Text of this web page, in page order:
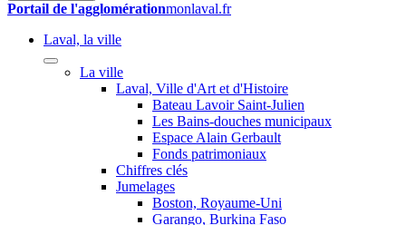
Portail de l'agglomérationmonlaval.fr
Laval, la ville
La ville
Laval, Ville d'Art et d'Histoire
Bateau Lavoir Saint-Julien
Les Bains-douches municipaux
Espace Alain Gerbault
Fonds patrimoniaux
Chiffres clés
Jumelages
Boston, Royaume-Uni
Garango, Burkina Faso